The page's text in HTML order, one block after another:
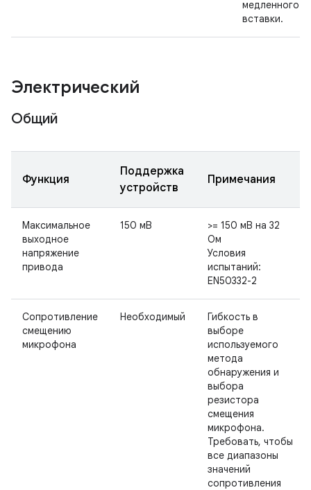
медленного
вставки.
Электрический
Общий
Функция
Поддержка
устройств
Примечания
Максимальное
выходное
напряжение
привода
150 мВ
>= 150 мВ на 32
Ом
Условия
испытаний:
EN50332-2
Сопротивление
смещению
микрофона
Необходимый
Гибкость в
выборе
используемого
метода
обнаружения и
выбора
резистора
смещения
микрофона.
Требовать, чтобы
все диапазоны
значений
сопротивления